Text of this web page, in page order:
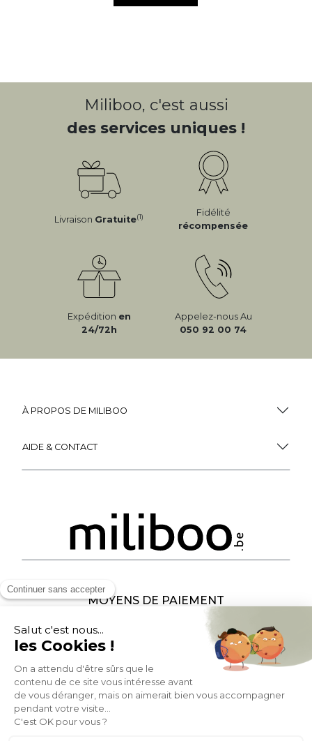
Miliboo, c'est aussi
des services uniques !
Livraison Gratuite(1)
Fidélité
récompensée
Expédition en
24/72h
Appelez-nous Au
050 92 00 74
À PROPOS DE MILIBOO
AIDE & CONTACT
MOYENS DE PAIEMENT
SOCIAL NETWORK